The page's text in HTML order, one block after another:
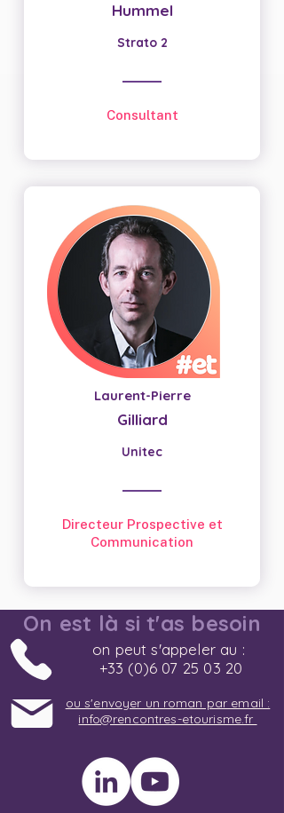
Hummel
Strato 2
Consultant
Laurent-Pierre
Gilliard
Unitec
Directeur Prospective et
Communication
On est là si t'as besoin
on peut s'appeler au :
+33 (0)6 07 25 03 20
ou s'envoyer un roman par email :
info@rencontres-etourisme.fr